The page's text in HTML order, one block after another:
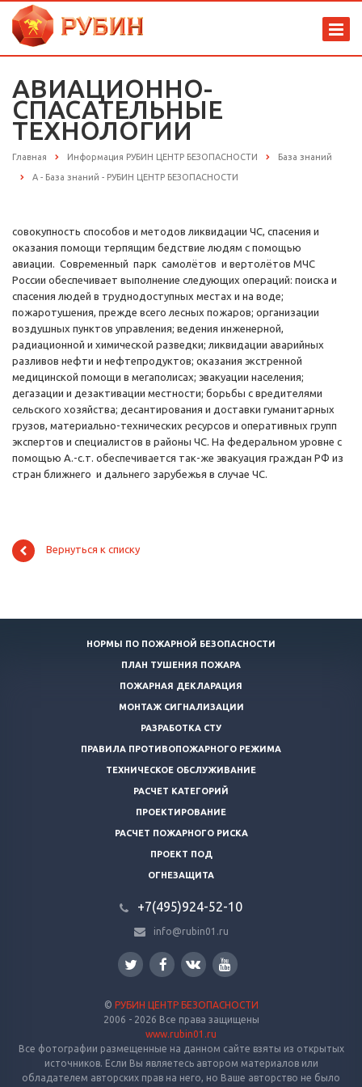
АВИАЦИОННО-
СПАСАТЕЛЬНЫЕ
ТЕХНОЛОГИИ
Главная Информация РУБИН ЦЕНТР БЕЗОПАСНОСТИ База знаний
А - База знаний - РУБИН ЦЕНТР БЕЗОПАСНОСТИ
совокупность способов и методов ликвидации ЧС, спасения и
оказания помощи терпящим бедствие людям с помощью
авиации. Современный парк самолётов и вертолётов МЧС
России обеспечивает выполнение следующих операций: поиска и
спасения людей в труднодоступных местах и на воде;
пожаротушения, прежде всего лесных пожаров; организации
воздушных пунктов управления; ведения инженерной,
радиационной и химической разведки; ликвидации аварийных
разливов нефти и нефтепродуктов; оказания экстренной
медицинской помощи в мегаполисах; эвакуации населения;
дегазации и дезактивации местности; борьбы с вредителями
сельского хозяйства; десантирования и доставки гуманитарных
грузов, материально-технических ресурсов и оперативных групп
экспертов и специалистов в районы ЧС. На федеральном уровне с
помощью А.-с.т. обеспечивается так-же эвакуация граждан РФ из
стран ближнего и дальнего зарубежья в случае ЧС.
Вернуться к списку
НОРМЫ ПО ПОЖАРНОЙ БЕЗОПАСНОСТИ
ПЛАН ТУШЕНИЯ ПОЖАРА
ПОЖАРНАЯ ДЕКЛАРАЦИЯ
МОНТАЖ СИГНАЛИЗАЦИИ
РАЗРАБОТКА СТУ
ПРАВИЛА ПРОТИВОПОЖАРНОГО РЕЖИМА
ТЕХНИЧЕСКОЕ ОБСЛУЖИВАНИЕ
РАСЧЕТ КАТЕГОРИЙ
ПРОЕКТИРОВАНИЕ
РАСЧЕТ ПОЖАРНОГО РИСКА
ПРОЕКТ ПОД
ОГНЕЗАЩИТА
+7(495)924-52-10
info@rubin01.ru
© РУБИН ЦЕНТР БЕЗОПАСНОСТИ
2006 - 2026 Все права защищены
www.rubin01.ru
Все фотографии размещенные на данном сайте взяты из открытых
источников. Если Вы являетесь автором материалов или
обладателем авторских прав на него, но Ваше авторство не было